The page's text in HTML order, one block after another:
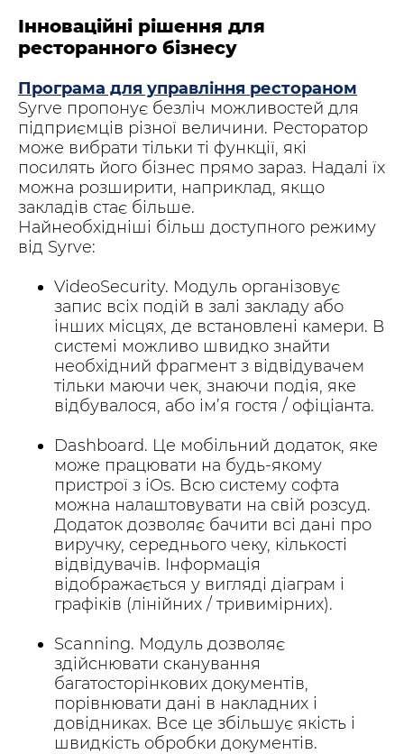
Інноваційні рішення для
ресторанного бізнесу
Програма для управління рестораном
Syrve пропонує безліч можливостей для
підприємців різної величини. Ресторатор
може вибрати тільки ті функції, які
посилять його бізнес прямо зараз. Надалі їх
можна розширити, наприклад, якщо
закладів стає більше.
Найнеобхідніші більш доступного режиму
від Syrve:
VideoSecurity. Модуль організовує
запис всіх подій в залі закладу або
інших місцях, де встановлені камери. В
системі можливо швидко знайти
необхідний фрагмент з відвідувачем
тільки маючи чек, знаючи подія, яке
відбувалося, або ім’я гостя / офіціанта.
Dashboard. Це мобільний додаток, яке
може працювати на будь-якому
пристрої з iOs. Всю систему софта
можна налаштовувати на свій розсуд.
Додаток дозволяє бачити всі дані про
виручку, середнього чеку, кількості
відвідувачів. Інформація
відображається у вигляді діаграм і
графіків (лінійних / тривимірних).
Scanning. Модуль дозволяє
здійснювати сканування
багатосторінкових документів,
порівнювати дані в накладних і
довідниках. Все це збільшує якість і
швидкість обробки документів.